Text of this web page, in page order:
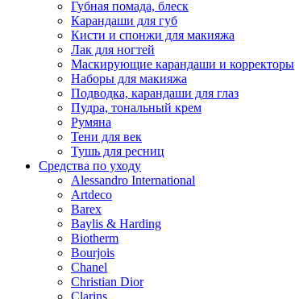
Губная помада, блеск
Карандаши для губ
Кисти и спонжи для макияжа
Лак для ногтей
Маскирующие карандаши и корректоры
Наборы для макияжа
Подводка, карандаши для глаз
Пудра, тональный крем
Румяна
Тени для век
Тушь для ресниц
Средства по уходу
Alessandro International
Artdeco
Barex
Baylis & Harding
Biotherm
Bourjois
Chanel
Christian Dior